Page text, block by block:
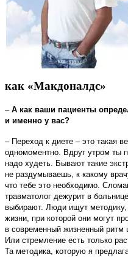
как «Макдоналдс»
– А как ваши пациенты
и именно у вас?
– Переход к диете – это такая
одномоментно. Вдруг утром ты
надо худеть. Бывают такие
не раздумываешь, к какому
что тебе это необходимо.
травматолог дежурит в
выбирают. Люди ищут методику,
жизни, при которой они могут
в современный жизненный ритм
Или стремление есть только
Та методика, которую я